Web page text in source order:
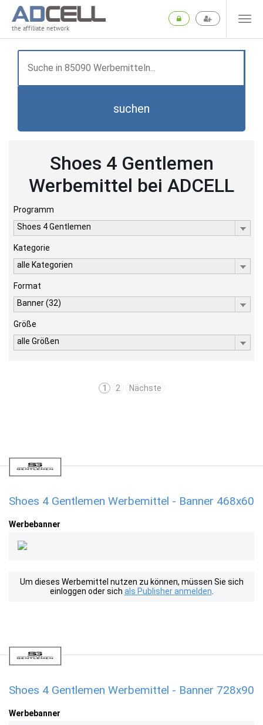
the affiliate network
suchen
Shoes 4 Gentlemen
Werbemittel bei ADCELL
Programm
Shoes 4 Gentlemen
Kategorie
alle Kategorien
Format
Banner (32)
Größe
alle Größen
1 2 Nächste
Shoes 4 Gentlemen Werbemittel - Banner 468x60
Werbebanner
Um dieses Werbemittel nutzen zu können, müssen Sie sich
einloggen oder sich als Publisher anmelden
Shoes 4 Gentlemen Werbemittel - Banner 728x90
Werbebanner